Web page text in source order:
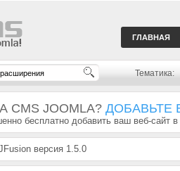
ГЛАВНАЯ
Тематика:
JOOMLA? ДОБАВЬТЕ
бесплатно добавить ваш веб-сайт
версия 1.5.0